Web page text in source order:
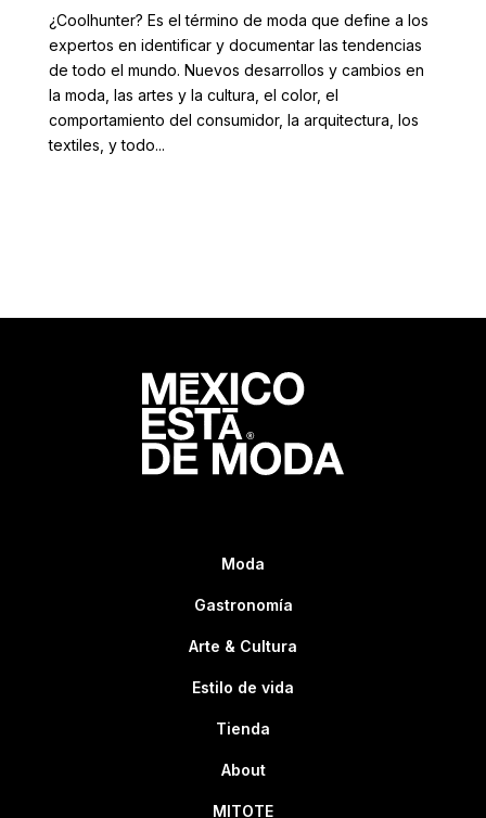
¿Coolhunter? Es el término de moda que define a los
expertos en identificar y documentar las tendencias
de todo el mundo. Nuevos desarrollos y cambios en
la moda, las artes y la cultura, el color, el
comportamiento del consumidor, la arquitectura, los
textiles, y todo...
Moda
Gastronomía
Arte & Cultura
Estilo de vida
Tienda
About
MITOTE